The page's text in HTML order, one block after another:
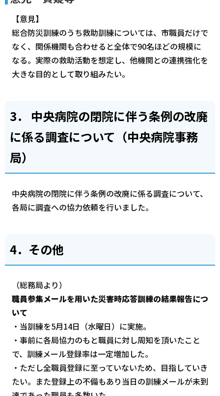
【意見】
総合防災訓練のうち救助訓練については、市職員だけで
なく、関係機関も合わせると全体で90名ほどの規模に
なる。実際の救助活動を想定し、他機関との連携強化を
大きな目的として取り組みたい。
3． 中央病院の閉院に伴う条例の改廃
に係る調査について（中央病院事務
局）
中央病院の閉院に伴う条例の改廃に係る調査について、
各局に調査への協力依頼を行いました。
4．その他
（総務局より）
職員参集メールを用いた災害時応答訓練の結果報告につ
いて
・当訓練を5月14日（水曜日）に実施。
・事前に各局協力のもと職員に対し周知を頂いたこと
で、訓練メール登録率は一定増加した。
・ただし全職員登録に至っていないため、目指していき
たい。また登録上の不備もあり当日の訓練メールが未到